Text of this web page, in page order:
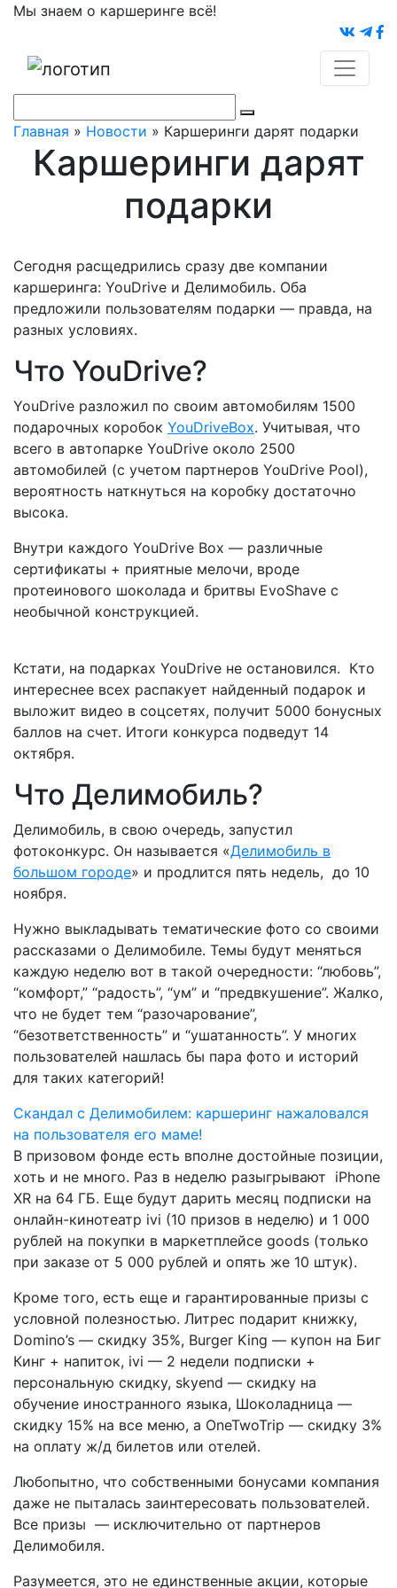
Мы знаем о каршеринге всё!
Главная » Новости » Каршеринги дарят подарки
Каршеринги дарят
подарки
Сегодня расщедрились сразу две компании
каршеринга: YouDrive и Делимобиль. Оба
предложили пользователям подарки — правда, на
разных условиях.
Что YouDrive?
YouDrive разложил по своим автомобилям 1500
подарочных коробок YouDriveBox. Учитывая, что
всего в автопарке YouDrive около 2500
автомобилей (с учетом партнеров YouDrive Pool),
вероятность наткнуться на коробку достаточно
высока.
Внутри каждого YouDrive Box — различные
сертификаты + приятные мелочи, вроде
протеинового шоколада и бритвы EvoShave с
необычной конструкцией.
Кстати, на подарках YouDrive не остановился. Кто
интереснее всех распакует найденный подарок и
выложит видео в соцсетях, получит 5000 бонусных
баллов на счет. Итоги конкурса подведут 14
октября.
Что Делимобиль?
Делимобиль, в свою очередь, запустил
фотоконкурс. Он называется «Делимобиль в
большом городе» и продлится пять недель, до 10
ноября.
Нужно выкладывать тематические фото со своими
рассказами о Делимобиле. Темы будут меняться
каждую неделю вот в такой очередности: “любовь”,
“комфорт,” “радость”, “ум” и “предвкушение”. Жалко,
что не будет тем “разочарование”,
“безответственность” и “ушатанность”. У многих
пользователей нашлась бы пара фото и историй
для таких категорий!
Скандал с Делимобилем: каршеринг нажаловался
на пользователя его маме!
В призовом фонде есть вполне достойные позиции,
хоть и не много. Раз в неделю разыгрывают iPhone
XR на 64 ГБ. Еще будут дарить месяц подписки на
онлайн-кинотеатр ivi (10 призов в неделю) и 1 000
рублей на покупки в маркетплейсе goods (только
при заказе от 5 000 рублей и опять же 10 штук).
Кроме того, есть еще и гарантированные призы с
условной полезностью. Литрес подарит книжку,
Domino’s — скидку 35%, Burger King — купон на Биг
Кинг + напиток, ivi — 2 недели подписки +
персональную скидку, skyend — скидку на
обучение иностранного языка, Шоколадница —
скидку 15% на все меню, а OneTwoTrip — скидку 3%
на оплату ж/д билетов или отелей.
Любопытно, что собственными бонусами компания
даже не пыталась заинтересовать пользователей.
Все призы — исключительно от партнеров
Делимобиля.
Разумеется, это не единственные акции, которые